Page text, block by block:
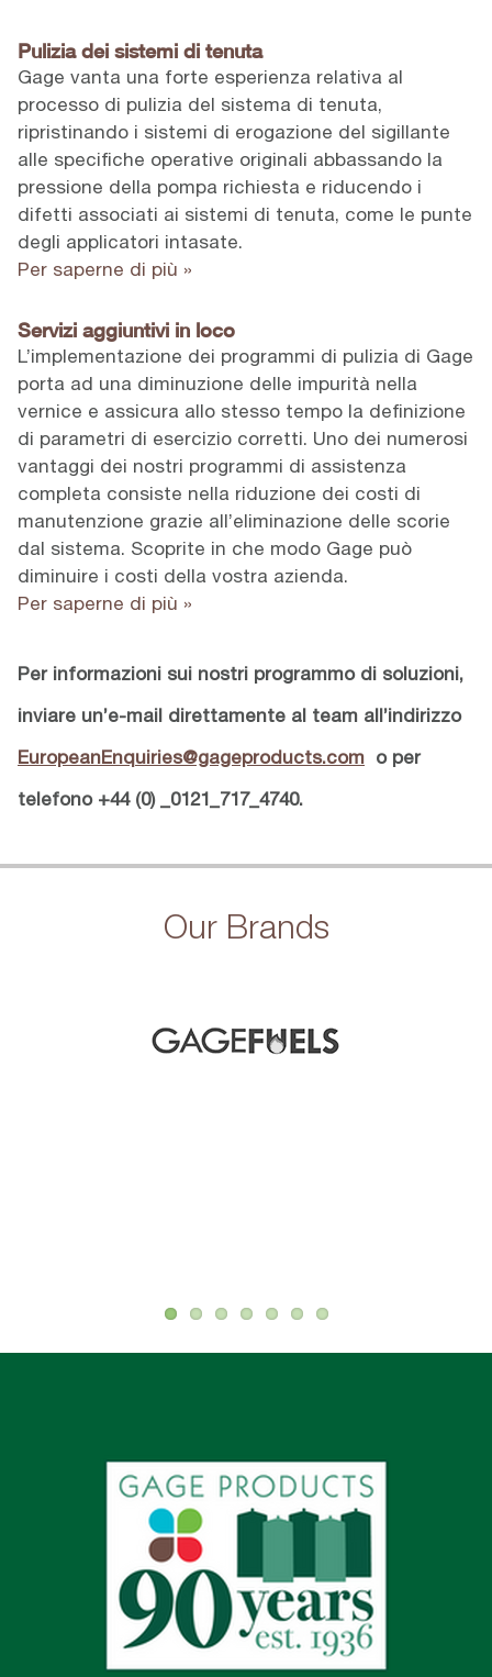
Pulizia dei sistemi di tenuta
Gage vanta una forte esperienza relativa al
processo di pulizia del sistema di tenuta,
ripristinando i sistemi di erogazione del sigillante
alle specifiche operative originali abbassando la
pressione della pompa richiesta e riducendo i
difetti associati ai sistemi di tenuta, come le punte
degli applicatori intasate.
Per saperne di più »
Servizi aggiuntivi in loco
L’implementazione dei programmi di pulizia di Gage
porta ad una diminuzione delle impurità nella
vernice e assicura allo stesso tempo la definizione
di parametri di esercizio corretti. Uno dei numerosi
vantaggi dei nostri programmi di assistenza
completa consiste nella riduzione dei costi di
manutenzione grazie all’eliminazione delle scorie
dal sistema. Scoprite in che modo Gage può
diminuire i costi della vostra azienda.
Per saperne di più »
Per informazioni sui nostri programmo di soluzioni,
inviare un’e-mail direttamente al team all’indirizzo
EuropeanEnquiries@gageproducts.com o per
telefono +44 (0) _0121_717_4740.
Our Brands